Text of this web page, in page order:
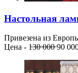
Настольная
Привезена из
Цена - 1̶3̶0̶ ̶0̶0̶0̶ 90